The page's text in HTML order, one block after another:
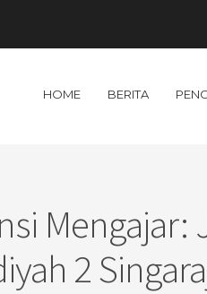
HOME BERITA
Mengajar:
2